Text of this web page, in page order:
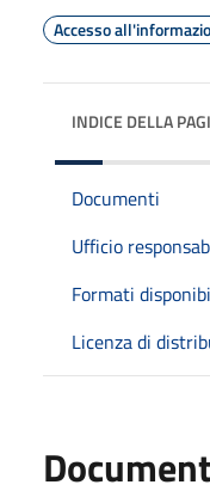
Accesso
INDICE DELLA
Documenti
Ufficio
Formati
Licenza di